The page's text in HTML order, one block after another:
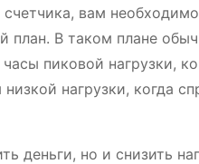
вам
В таком плане
пиковой нагрузки,
нагрузки, когда
деньги, но и снизить